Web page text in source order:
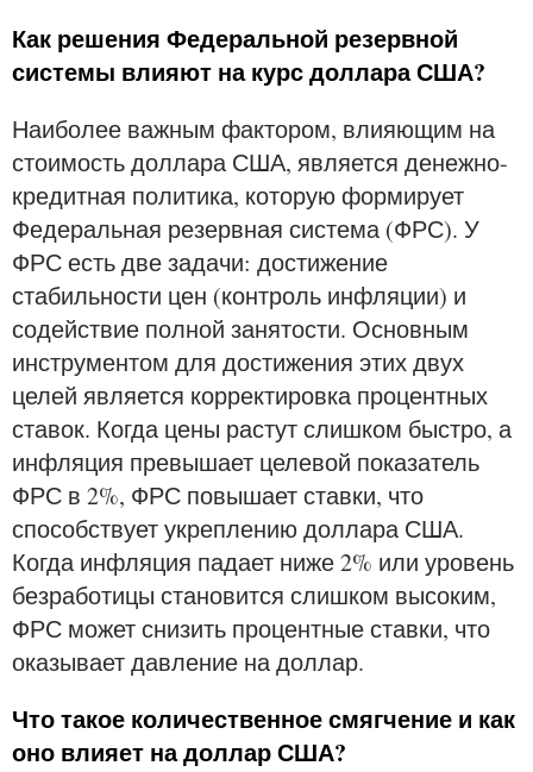
Как решения Федеральной резервной
системы влияют на курс доллара США?
Наиболее важным фактором, влияющим на
стоимость доллара США, является денежно-
кредитная политика, которую формирует
Федеральная резервная система (ФРС). У
ФРС есть две задачи: достижение
стабильности цен (контроль инфляции) и
содействие полной занятости. Основным
инструментом для достижения этих двух
целей является корректировка процентных
ставок. Когда цены растут слишком быстро, а
инфляция превышает целевой показатель
ФРС в 2%, ФРС повышает ставки, что
способствует укреплению доллара США.
Когда инфляция падает ниже 2% или уровень
безработицы становится слишком высоким,
ФРС может снизить процентные ставки, что
оказывает давление на доллар.
Что такое количественное смягчение и как
оно влияет на доллар США?